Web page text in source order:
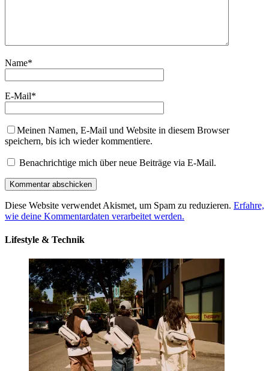
Name*
E-Mail*
Meinen Namen, E-Mail und Website in diesem Browser
speichern, bis ich wieder kommentiere.
Benachrichtige mich über neue Beiträge via E-Mail.
Diese Website verwendet Akismet, um Spam zu reduzieren. Erfahre,
wie deine Kommentardaten verarbeitet werden.
Lifestyle & Technik